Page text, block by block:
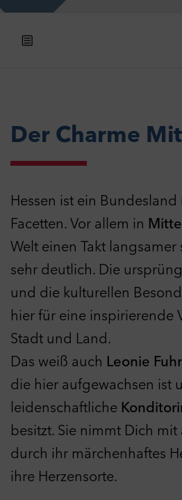
Der Charme
Hessen ist ein Bundesland
Facetten. Vor allem in
Welt einen Takt
sehr deutlich. Die
und die kulturellen
hier für eine inspirierende
Stadt und Land.
Das weiß auch Leonie
die hier aufgewachsen ist
leidenschaftliche
besitzt. Sie nimmt Dich mit
durch ihr märchenhaftes
ihre Herzensorte.